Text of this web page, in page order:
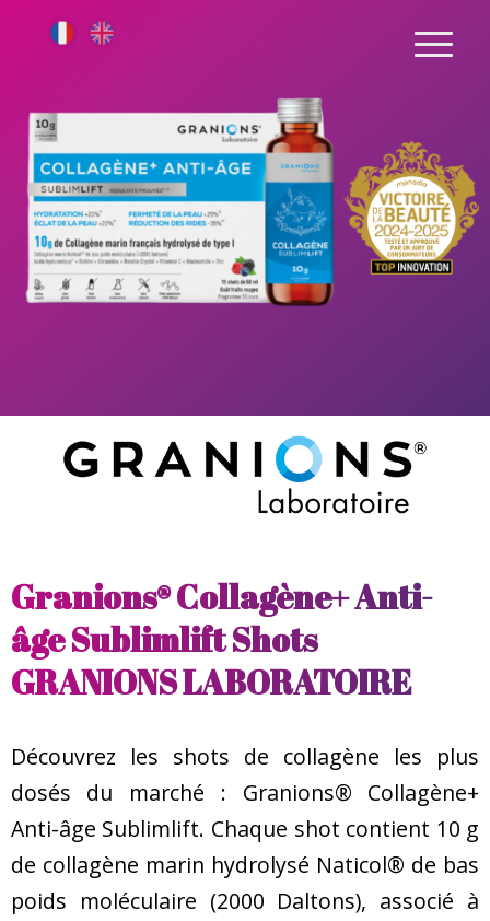
Granions® Collagène+ Anti-
âge Sublimlift Shots
GRANIONS LABORATOIRE
Découvrez les shots de collagène les plus
dosés du marché : Granions® Collagène+
Anti-âge Sublimlift. Chaque shot contient 10 g
de collagène marin hydrolysé Naticol® de bas
poids moléculaire (2000 Daltons), associé à